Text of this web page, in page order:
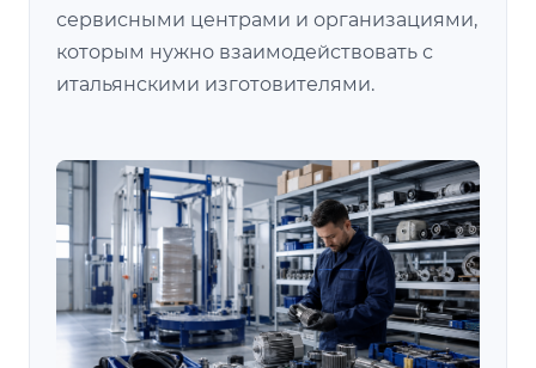
сервисными центрами и организациями,
которым нужно взаимодействовать с
итальянскими изготовителями.